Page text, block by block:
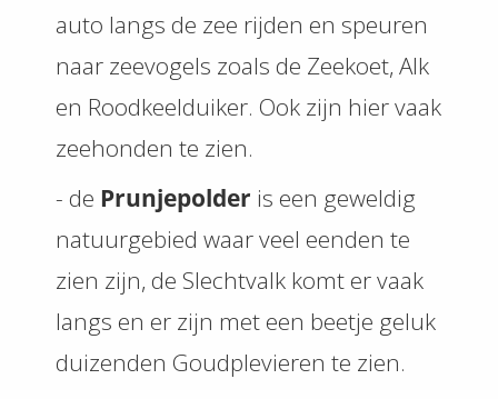
auto langs de zee rijden en speuren
naar zeevogels zoals de Zeekoet, Alk
en Roodkeelduiker. Ook zijn hier vaak
zeehonden te zien.
- de Prunjepolder is een geweldig
natuurgebied waar veel eenden te
zien zijn, de Slechtvalk komt er vaak
langs en er zijn met een beetje geluk
duizenden Goudplevieren te zien.